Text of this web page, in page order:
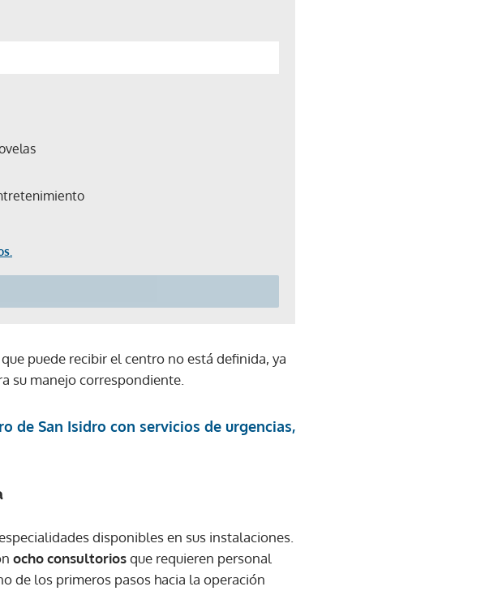
puede recibir el centro no está definida, ya
su manejo correspondiente.
de San Isidro con servicios de urgencias,
disponibles en sus instalaciones.
ocho consultoriosque requieren personal
de los primeros pasos hacia la operación